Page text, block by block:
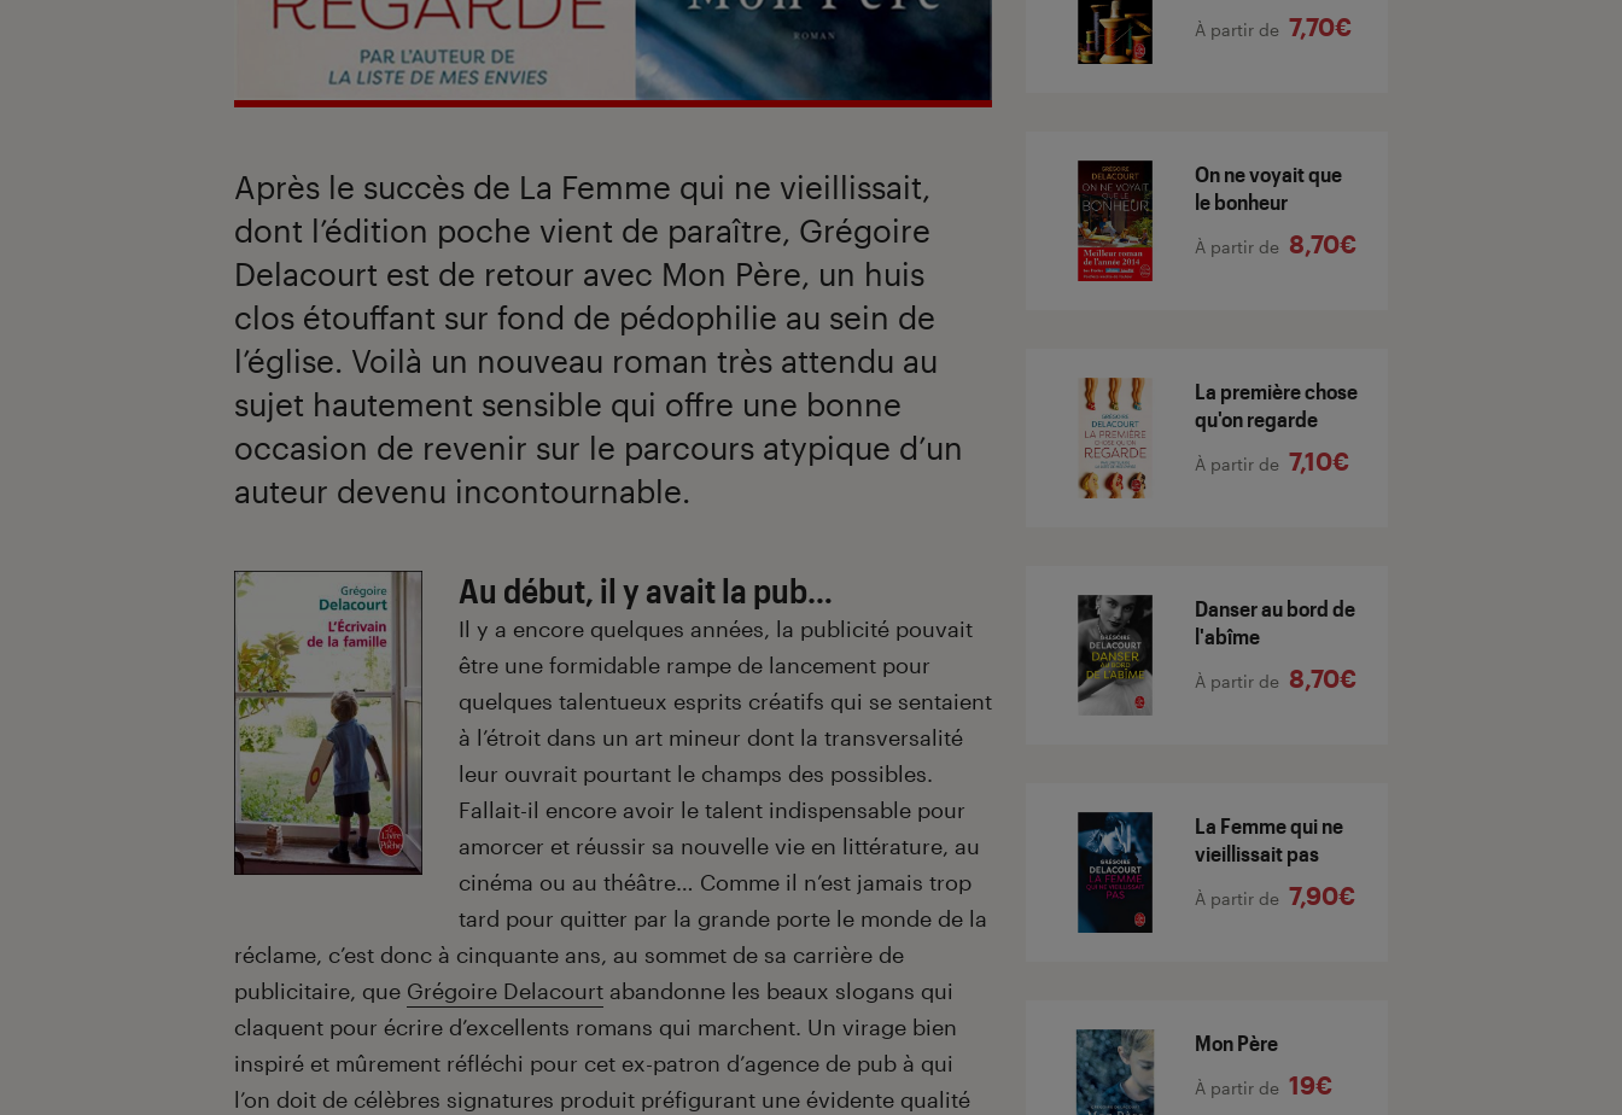
Après le succès de La Femme qui ne vieillissait,
dont l’édition poche vient de paraître, Grégoire
Delacourt est de retour avec Mon Père, un huis
clos étouffant sur fond de pédophilie au sein de
l’église. Voilà un nouveau roman très attendu au
sujet hautement sensible qui offre une bonne
occasion de revenir sur le parcours atypique d’un
auteur devenu incontournable.
Au début, il y avait la pub…
Il y a encore quelques années, la publicité pouvait
être une formidable rampe de lancement pour
quelques talentueux esprits créatifs qui se sentaient
à l’étroit dans un art mineur dont la transversalité
leur ouvrait pourtant le champs des possibles.
Fallait-il encore avoir le talent indispensable pour
amorcer et réussir sa nouvelle vie en littérature, au
cinéma ou au théâtre… Comme il n’est jamais trop
tard pour quitter par la grande porte le monde de la
réclame, c’est donc à cinquante ans, au sommet de sa carrière de
publicitaire, que Grégoire Delacourt abandonne les beaux slogans qui
claquent pour écrire d’excellents romans qui marchent. Un virage bien
inspiré et mûrement réfléchi pour cet ex-patron d’agence de pub à qui
l’on doit de célèbres signatures produit préfigurant une évidente qualité
À partir de 7,70€
On ne voyait que
le bonheur
À partir de 8,70€
La première chose
qu'on regarde
À partir de 7,10€
Danser au bord de
l'abîme
À partir de 8,70€
La Femme qui ne
vieillissait pas
À partir de 7,90€
Mon Père
À partir de 19€